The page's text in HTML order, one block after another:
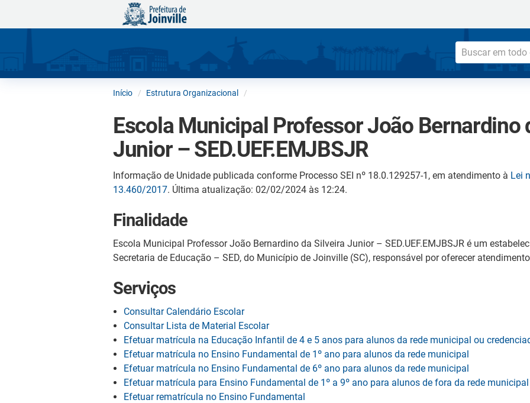
Início Estrutura Organizacional
Escola Municipal Professor João Bernardino
Junior – SED.UEF.EMJBSJR
Informação de Unidade publicada conforme Processo SEI nº 18.0.129257-1, em atendimento à Lei
13.460/2017. Última atualização: 02/02/2024 às 12:24.
Finalidade
Escola Municipal Professor João Bernardino da Silveira Junior – SED.UEF.EMJBSJR é um
Secretaria de Educação – SED, do Município de Joinville (SC), responsável por oferecer
Serviços
Consultar Calendário Escolar
Consultar Lista de Material Escolar
Efetuar matrícula na Educação Infantil de 4 e 5 anos para alunos da rede municipal ou
Efetuar matrícula no Ensino Fundamental de 1º ano para alunos da rede municipal
Efetuar matrícula no Ensino Fundamental de 6º ano para alunos da rede municipal
Efetuar matrícula para Ensino Fundamental de 1º a 9º ano para alunos de fora da rede municipal
Efetuar rematrícula no Ensino Fundamental